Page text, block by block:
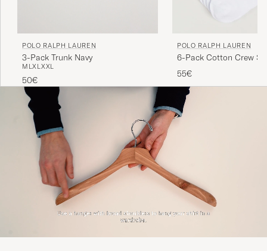
POLO RALPH LAUREN
3-Pack Trunk Navy
M LXL XXL
50€
POLO RALPH LAUREN
6-Pack Cotton Crew
55€